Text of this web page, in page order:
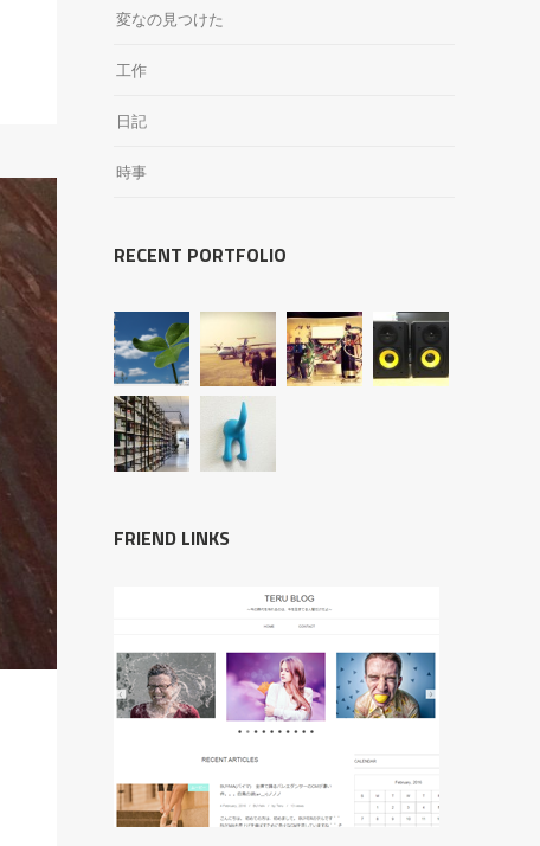
変なの見つけた
工作
日記
時事
RECENT PORTFOLIO
FRIEND LINKS